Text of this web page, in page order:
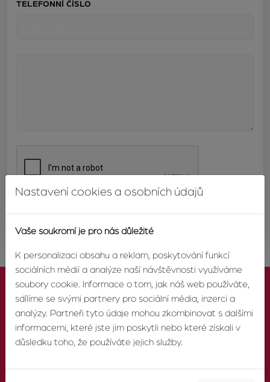
TELEFONNÍ ČÍSLO
KONTAKTUJTE NÁS
Nastavení cookies a osobních údajů
Vaše soukromí je pro nás důležité
K personalizaci obsahu a reklam, poskytování funkcí
sociálních médií a analýze naší návštěvnosti využíváme
soubory cookie. Informace o tom, jak náš web používáte,
sdílíme se svými partnery pro sociální média, inzerci a
analýzy. Partneři tyto údaje mohou zkombinovat s dalšími
informacemi, které jste jim poskytli nebo které získali v
důsledku toho, že používáte jejich služby.